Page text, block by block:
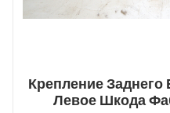
Крепление
Левое Шкода